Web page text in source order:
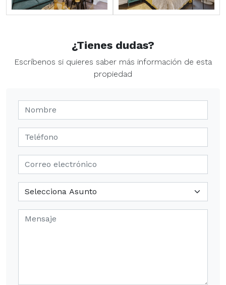
¿Tienes dudas?
Escríbenos si quieres saber más información de esta
propiedad